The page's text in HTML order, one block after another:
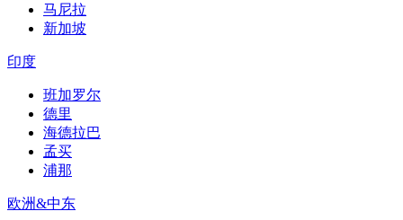
马尼拉
新加坡
印度
班加罗尔
德里
海德拉巴
孟买
浦那
欧洲&中东